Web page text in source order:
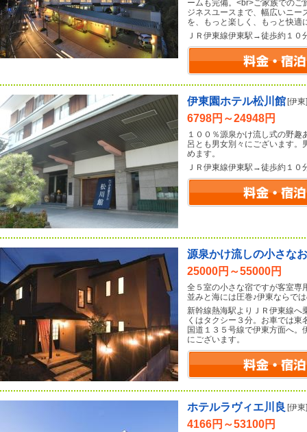
ームも完備。<br>ご家族での
ジネスユースまで、幅広いニー
を、もっと楽しく、もっと快適
ＪＲ伊東線伊東駅→徒歩約１０
伊東園ホテル松川館 [伊東]
6798円～24948円
１００％源泉かけ流し式の野
呂とも男女別々にございます。
めます。
ＪＲ伊東線伊東駅→徒歩約１０
源泉かけ流しの小さな
25000円～55000円
全５室の小さな宿ですが客室専
並みと海には圧巻♪伊東ならで
新幹線熱海駅よりＪＲ伊東線へ
くはタクシー３分。お車では
国道１３５号線で伊東方面へ
にございます。
ホテルラヴィエ川良 [伊東]
4166円～53100円